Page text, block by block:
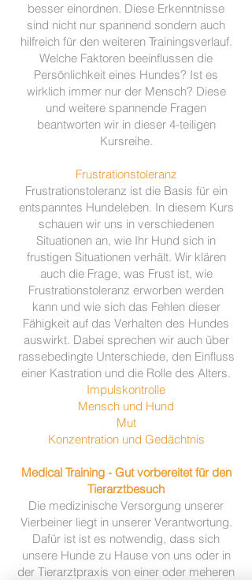
besser einordnen. Diese Erkenntnisse
sind nicht nur spannend sondern auch
hilfreich für den weiteren Trainingsverlauf.
Welche Faktoren beeinflussen die
Persönlichkeit eines Hundes? Ist es
wirklich immer nur der Mensch? Diese
und weitere spannende Fragen
beantworten wir in dieser 4-teiligen
Kursreihe.
Frustrationstoleranz
Frustrationstoleranz ist die Basis für ein
entspanntes Hundeleben. In diesem Kurs
schauen wir uns in verschiedenen
Situationen an, wie Ihr Hund sich in
frustigen Situationen verhält. Wir klären
auch die Frage, was Frust ist, wie
Frustrationstoleranz erworben werden
kann und wie sich das Fehlen dieser
Fähigkeit auf das Verhalten des Hundes
auswirkt. Dabei sprechen wir auch über
rassebedingte Unterschiede, den Einfluss
einer Kastration und die Rolle des Alters.
Impulskontrolle
Mensch und Hund
Mut
Konzentration und Gedächtnis
Medical Training - Gut vorbereitet für den
Tierarztbesuch
Die medizinische Versorgung unserer
Vierbeiner liegt in unserer Verantwortung.
Dafür ist ist es notwendig, dass sich
unsere Hunde zu Hause von uns oder in
der Tierarztpraxis von einer oder meheren